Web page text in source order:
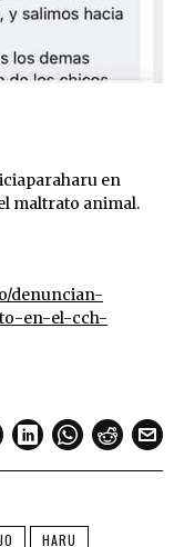
en
maltrato animal.
denuncian-
en-el-cch-
HARU